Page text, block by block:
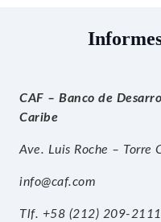
CAF – Banco de
Caribe
Ave. Luis Roche – Torre
info@caf.com
Tlf. +58 (212) 209-2111